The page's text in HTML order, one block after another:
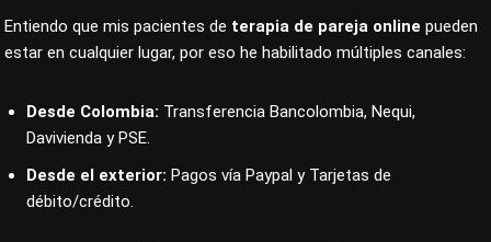
Entiendo que mis pacientes de terapia de pareja online pueden
estar en cualquier lugar, por eso he habilitado múltiples canales:
Desde Colombia: Transferencia Bancolombia, Nequi,
Davivienda y PSE.
Desde el exterior: Pagos vía Paypal y Tarjetas de
débito/crédito.